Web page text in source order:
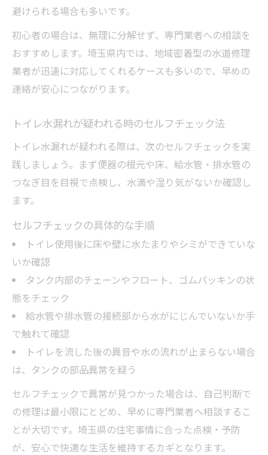
避けられる場合も多いです。
初心者の場合は、無理に分解せず、専門業者への相談を
おすすめします。埼玉県内では、地域密着型の水道修理
業者が迅速に対応してくれるケースも多いので、早めの
連絡が安心につながります。
トイレ水漏れが疑われる時のセルフチェック法
トイレ水漏れが疑われる際は、次のセルフチェックを実
践しましょう。まず便器の根元や床、給水管・排水管の
つなぎ目を目視で点検し、水滴や湿り気がないか確認し
ます。
セルフチェックの具体的な手順
トイレ使用後に床や壁に水たまりやシミができていな
いか確認
タンク内部のチェーンやフロート、ゴムパッキンの状
態をチェック
給水管や排水管の接続部から水がにじんでいないか手
で触れて確認
トイレを流した後の異音や水の流れが止まらない場合
は、タンクの部品異常を疑う
セルフチェックで異常が見つかった場合は、自己判断で
の修理は最小限にとどめ、早めに専門業者へ相談するこ
とが大切です。埼玉県の住宅事情に合った点検・予防
が、安心で快適な生活を維持するカギとなります。